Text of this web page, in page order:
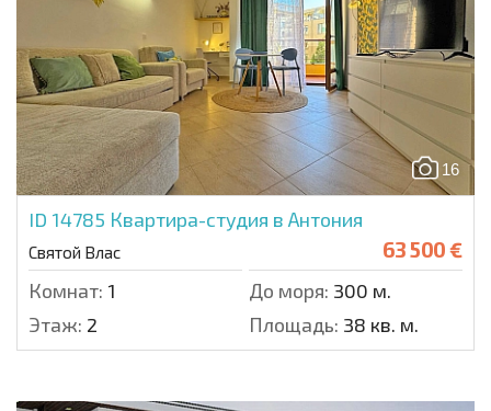
16
ID 14785 Квартира-студия в Антония
Святой Влас 63 500 €
Комнат: 1 До моря: 300 м.
Этаж: 2 Площадь: 38 кв. м.